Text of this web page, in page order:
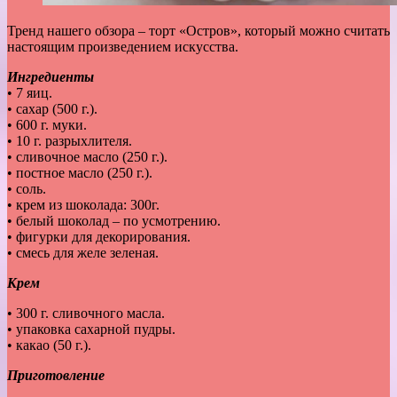
Тренд нашего обзора – торт «Остров», который можно считать
настоящим произведением искусства.
Ингредиенты
• 7 яиц.
• сахар (500 г.).
• 600 г. муки.
• 10 г. разрыхлителя.
• сливочное масло (250 г.).
• постное масло (250 г.).
• соль.
• крем из шоколада: 300г.
• белый шоколад – по усмотрению.
• фигурки для декорирования.
• смесь для желе зеленая.
Крем
• 300 г. сливочного масла.
• упаковка сахарной пудры.
• какао (50 г.).
Приготовление